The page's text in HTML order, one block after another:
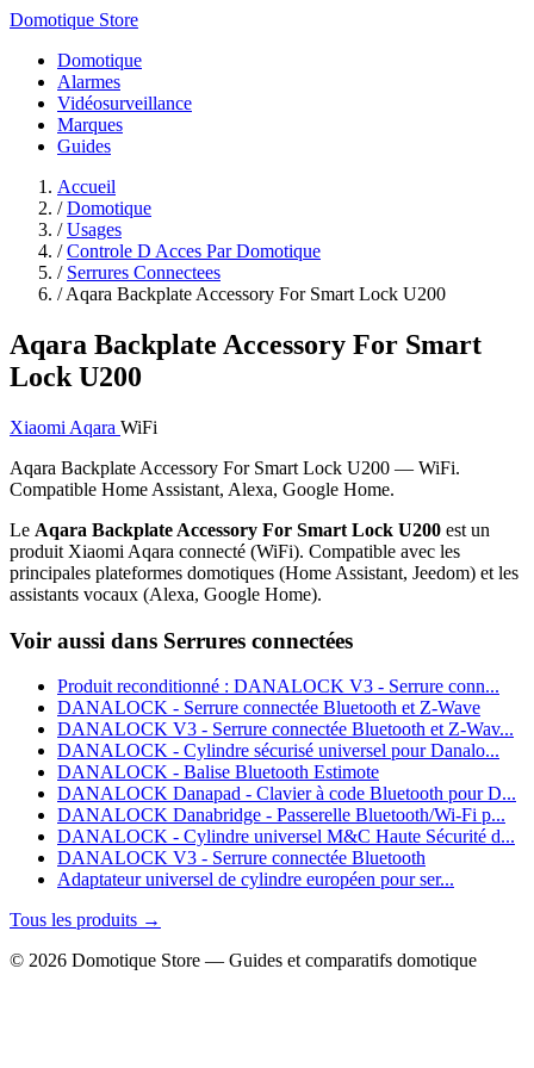
Domotique Store
Domotique
Alarmes
Vidéosurveillance
Marques
Guides
Accueil
/ Domotique
/ Usages
/ Controle D Acces Par Domotique
/ Serrures Connectees
/ Aqara Backplate Accessory For Smart Lock U200
Aqara Backplate Accessory For Smart
Lock U200
Xiaomi Aqara WiFi
Aqara Backplate Accessory For Smart Lock U200 — WiFi.
Compatible Home Assistant, Alexa, Google Home.
Le Aqara Backplate Accessory For Smart Lock U200 est un
produit Xiaomi Aqara connecté (WiFi). Compatible avec les
principales plateformes domotiques (Home Assistant, Jeedom) et les
assistants vocaux (Alexa, Google Home).
Voir aussi dans Serrures connectées
Produit reconditionné : DANALOCK V3 - Serrure conn...
DANALOCK - Serrure connectée Bluetooth et Z-Wave
DANALOCK V3 - Serrure connectée Bluetooth et Z-Wav...
DANALOCK - Cylindre sécurisé universel pour Danalo...
DANALOCK - Balise Bluetooth Estimote
DANALOCK Danapad - Clavier à code Bluetooth pour D...
DANALOCK Danabridge - Passerelle Bluetooth/Wi-Fi p...
DANALOCK - Cylindre universel M&C Haute Sécurité d...
DANALOCK V3 - Serrure connectée Bluetooth
Adaptateur universel de cylindre européen pour ser...
Tous les produits →
© 2026 Domotique Store — Guides et comparatifs domotique